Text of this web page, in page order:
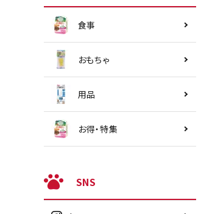
食事
おもちゃ
用品
お得・特集
SNS